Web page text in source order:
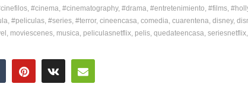
#cinema #cinematography #drama #entretenimiento #films
#peliculas #series #terror cineencasa comedia cuarentena disney
moviescenes musica peliculasnetflix pelis quedateencasa seriesnetflix